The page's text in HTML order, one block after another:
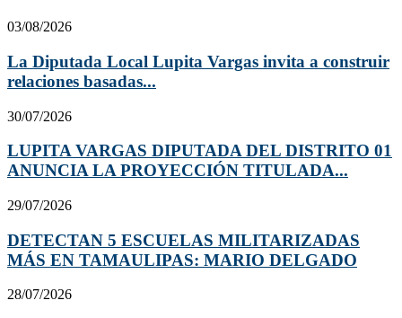
03/08/2026
La Diputada Local Lupita Vargas invita a construir
relaciones basadas...
30/07/2026
LUPITA VARGAS DIPUTADA DEL DISTRITO 01
ANUNCIA LA PROYECCIÓN TITULADA...
29/07/2026
DETECTAN 5 ESCUELAS MILITARIZADAS
MÁS EN TAMAULIPAS: MARIO DELGADO
28/07/2026